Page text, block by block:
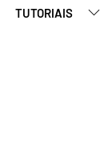
TUTORIAIS